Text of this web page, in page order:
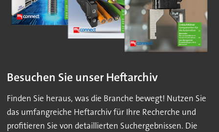
Besuchen Sie unser Heftarchiv
Finden Sie heraus, was die Branche bewegt! Nutzen Sie
das umfangreiche Heftarchiv für Ihre Recherche und
profitieren Sie von detaillierten Suchergebnissen. Die